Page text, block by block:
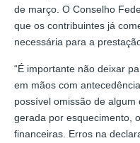
de março. O Conselho
que os contribuintes já
necessária para a
“É importante não deixar
em mãos com
possível omissão de
gerada por esquecimento,
financeiras. Erros na